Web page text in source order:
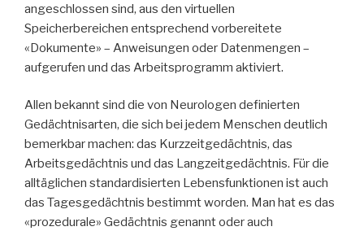
angeschlossen sind, aus den virtuellen
Speicherbereichen entsprechend vorbereitete
«Dokumente» – Anweisungen oder Datenmengen –
aufgerufen und das Arbeitsprogramm aktiviert.
Allen bekannt sind die von Neurologen definierten
Gedächtnisarten, die sich bei jedem Menschen deutlich
bemerkbar machen: das Kurzzeitgedächtnis, das
Arbeitsgedächtnis und das Langzeitgedächtnis. Für die
alltäglichen standardisierten Lebensfunktionen ist auch
das Tagesgedächtnis bestimmt worden. Man hat es das
«prozedurale» Gedächtnis genannt oder auch